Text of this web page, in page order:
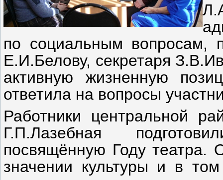
по социальным вопросам,
Е.И.Белову, секретаря
активную жизненную
ответила на вопросы
Работники центральной
Г.П.Лазебная
посвящённую Году театра.
значении культуры и в